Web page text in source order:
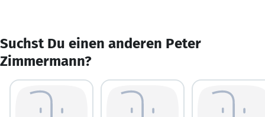
Suchst Du einen anderen Peter
Zimmermann?